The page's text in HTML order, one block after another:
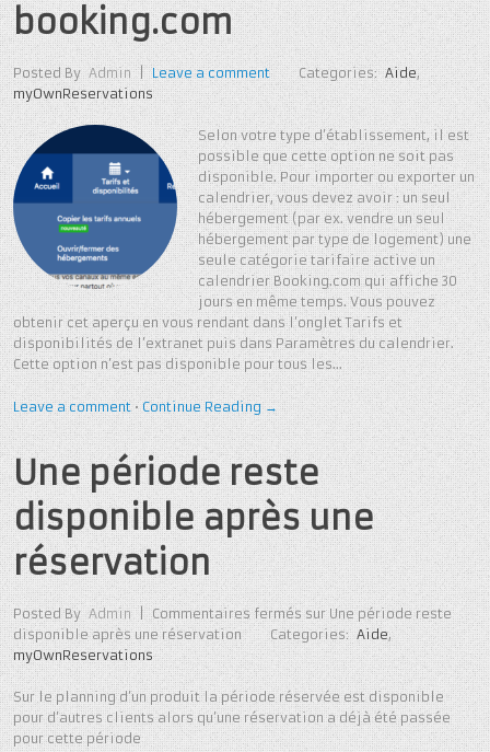
booking.com
Posted By Admin | Leave a comment Categories: Aide,
myOwnReservations
Selon votre type d’établissement, il est
possible que cette option ne soit pas
disponible. Pour importer ou exporter un
calendrier, vous devez avoir : un seul
hébergement (par ex. vendre un seul
hébergement par type de logement) une
seule catégorie tarifaire active un
calendrier Booking.com qui affiche 30
jours en même temps. Vous pouvez
obtenir cet aperçu en vous rendant dans l’onglet Tarifs et
disponibilités de l’extranet puis dans Paramètres du calendrier.
Cette option n’est pas disponible pour tous les…
Leave a comment • Continue Reading →
Une période reste
disponible après une
réservation
Posted By Admin | Commentaires fermés sur Une période reste
disponible après une réservation
Categories: Aide,
myOwnReservations
Sur le planning d’un produit la période réservée est disponible
pour d’autres clients alors qu’une réservation a déjà été passée
pour cette période